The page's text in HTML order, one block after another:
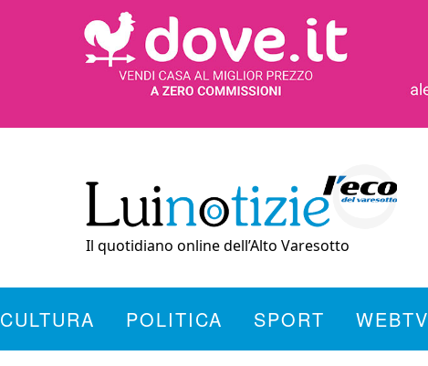
Il quotidiano online dell’Alto Varesotto
CULTURA POLITICA SPORT WEBTV